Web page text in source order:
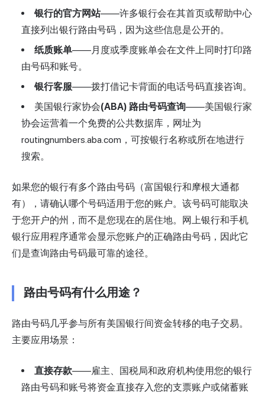
银行的官方网站——许多银行会在其首页或帮助中心
直接列出银行路由号码，因为这些信息是公开的。
纸质账单——月度或季度账单会在文件上同时打印路
由号码和账号。
银行客服——拨打借记卡背面的电话号码直接咨询。
美国银行家协会(ABA) 路由号码查询——美国银行家
协会运营着一个免费的公共数据库，网址为
routingnumbers.aba.com，可按银行名称或所在地进行
搜索。
如果您的银行有多个路由号码（富国银行和摩根大通都
有），请确认哪个号码适用于您的账户。该号码可能取决
于您开户的州，而不是您现在的居住地。网上银行和手机
银行应用程序通常会显示您账户的正确路由号码，因此它
们是查询路由号码最可靠的途径。
路由号码有什么用途？
路由号码几乎参与所有美国银行间资金转移的电子交易。
主要应用场景：
直接存款——雇主、国税局和政府机构使用您的银行
路由号码和账号将资金直接存入您的支票账户或储蓄账